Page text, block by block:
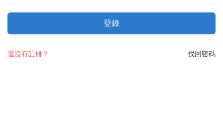
登錄
找回密碼
還沒有註冊？